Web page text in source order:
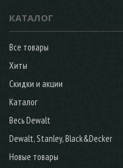
КАТАЛОГ
Все товары
Хиты
Скидки и акции
Каталог
Весь Dewalt
Dewalt, Stanley, Black&Decker
Новые товары